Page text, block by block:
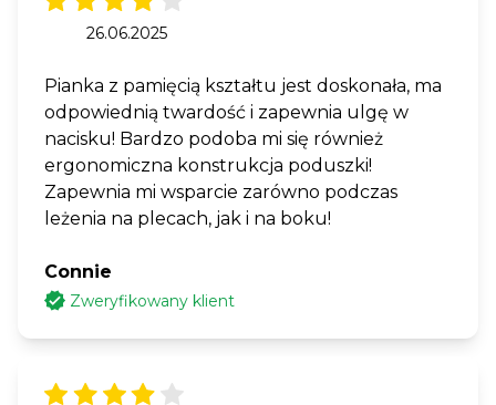
26.06.2025
Pianka z pamięcią kształtu jest doskonała, ma
odpowiednią twardość i zapewnia ulgę w
nacisku! Bardzo podoba mi się również
ergonomiczna konstrukcja poduszki!
Zapewnia mi wsparcie zarówno podczas
leżenia na plecach, jak i na boku!
Connie
Zweryfikowany klient